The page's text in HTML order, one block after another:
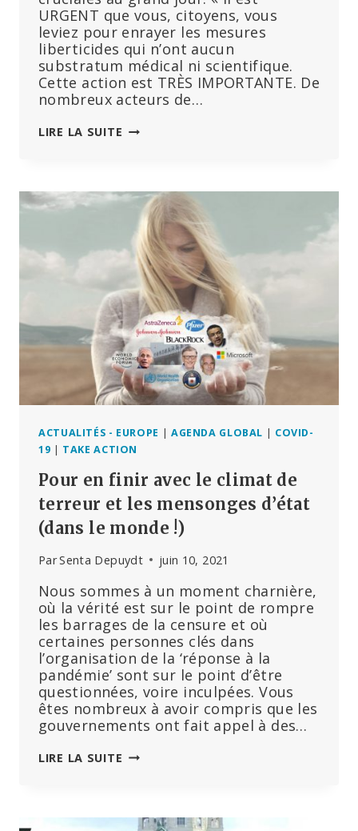
URGENT que vous, citoyens, vous
leviez pour enrayer les mesures
liberticides qui n’ont aucun
substratum médical ni scientifique.
Cette action est TRÈS IMPORTANTE. De
nombreux acteurs de…
LIRE LA SUITE ACTION
EXIGEONS
DÉBAT
!
ACTUALITÉS - EUROPE | AGENDA GLOBAL | COVID-
19 | TAKE ACTION
Pour en finir avec le climat de
terreur et les mensonges d’état
(dans le monde !)
ParSenta Depuydt juin 10, 2021
Nous sommes à un moment charnière,
où la vérité est sur le point de rompre
les barrages de la censure et où
certaines personnes clés dans
l’organisation de la ‘réponse à la
pandémie’ sont sur le point d’être
questionnées, voire inculpées. Vous
êtes nombreux à avoir compris que les
gouvernements ont fait appel à des…
LIRE LA SUITE POUR